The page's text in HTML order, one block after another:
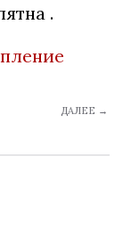
.
ДАЛЕЕ →